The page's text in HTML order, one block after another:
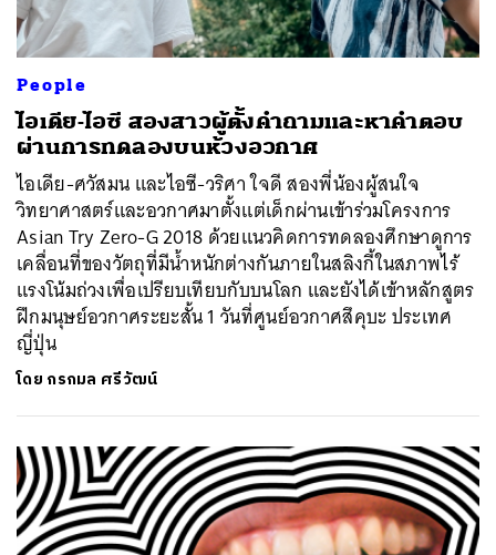
People
ไอเดีย-ไอซี สองสาวผู้ตั้งคำถามและหาคำตอบ
ผ่านการทดลองบนห้วงอวกาศ
ไอเดีย-ศวัสมน และไอซี-วริศา ใจดี สองพี่น้องผู้สนใจ
วิทยาศาสตร์และอวกาศมาตั้งแต่เด็กผ่านเข้าร่วมโครงการ
Asian Try Zero-G 2018 ด้วยแนวคิดการทดลองศึกษาดูการ
เคลื่อนที่ของวัตถุที่มีน้ำหนักต่างกันภายในสลิงกี้ในสภาพไร้
แรงโน้มถ่วงเพื่อเปรียบเทียบกับบนโลก และยังได้เข้าหลักสูตร
ฝึกมนุษย์อวกาศระยะสั้น 1 วันที่ศูนย์อวกาศสึคุบะ ประเทศ
ญี่ปุ่น
โดย กรกมล ศรีวัฒน์